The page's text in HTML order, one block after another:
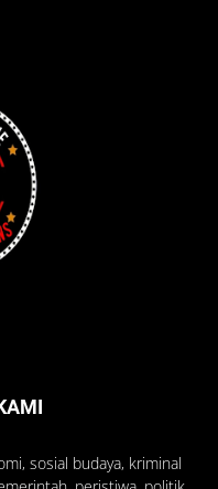
sosial budaya, kriminal